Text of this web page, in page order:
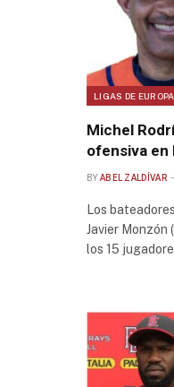
LIGAS DE EUROPA
Michel
ofensiva en
BY ABEL ZALDÍVAR
Los
Javier Monzón
los 15